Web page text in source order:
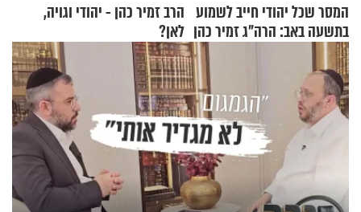
המסר שכל יהודי חייב לשמוע
בתשעה באב: הרה"ג זמיר כהן
בשיעור מיוחד
הרב זמיר כהן - יהודי וגויה,
לאן?